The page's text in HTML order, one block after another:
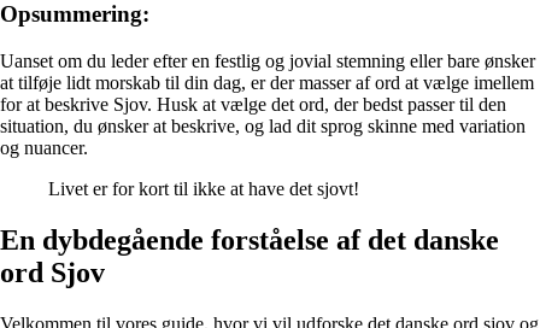
Opsummering:
Uanset om du leder efter en festlig og jovial stemning eller bare ønsker
at tilføje lidt morskab til din dag, er der masser af ord at vælge imellem
for at beskrive Sjov. Husk at vælge det ord, der bedst passer til den
situation, du ønsker at beskrive, og lad dit sprog skinne med variation
og nuancer.
Livet er for kort til ikke at have det sjovt!
En dybdegående forståelse af det danske
ord Sjov
Velkommen til vores guide, hvor vi vil udforske det danske ord sjov og